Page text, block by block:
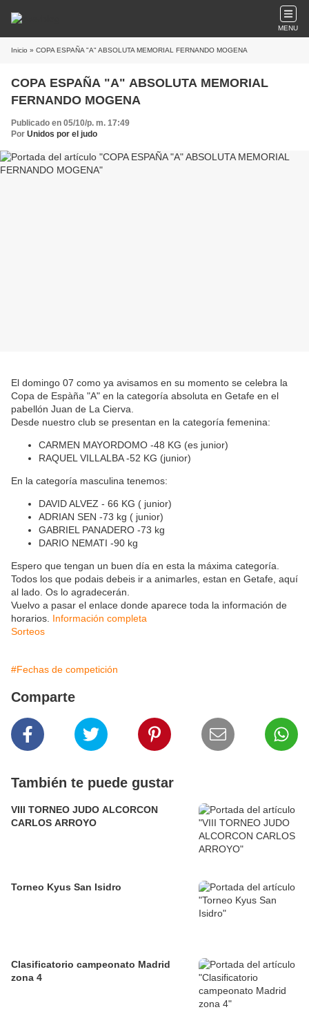
MENU
Inicio » COPA ESPAÑA "A" ABSOLUTA MEMORIAL FERNANDO MOGENA
COPA ESPAÑA "A" ABSOLUTA MEMORIAL
FERNANDO MOGENA
Publicado en 05/10/p. m. 17:49
Por Unidos por el judo
El domingo 07 como ya avisamos en su momento se celebra la
Copa de Espàña "A" en la categoría absoluta en Getafe en el
pabellón Juan de La Cierva.
Desde nuestro club se presentan en la categoría femenina:
CARMEN MAYORDOMO -48 KG (es junior)
RAQUEL VILLALBA -52 KG (junior)
En la categoría masculina tenemos:
DAVID ALVEZ - 66 KG ( junior)
ADRIAN SEN -73 kg ( junior)
GABRIEL PANADERO -73 kg
DARIO NEMATI -90 kg
Espero que tengan un buen día en esta la máxima categoría.
Todos los que podais debeis ir a animarles, estan en Getafe, aquí
al lado. Os lo agradecerán.
Vuelvo a pasar el enlace donde aparece toda la información de
horarios. Información completa
Sorteos
#Fechas de competición
Comparte
También te puede gustar
VIII TORNEO JUDO ALCORCON
CARLOS ARROYO
Torneo Kyus San Isidro
Clasificatorio campeonato Madrid
zona 4